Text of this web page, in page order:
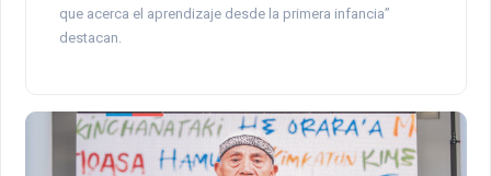
que acerca el aprendizaje desde la primera infancia”
destacan.